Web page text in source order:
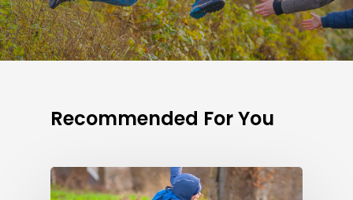
Recommended For You